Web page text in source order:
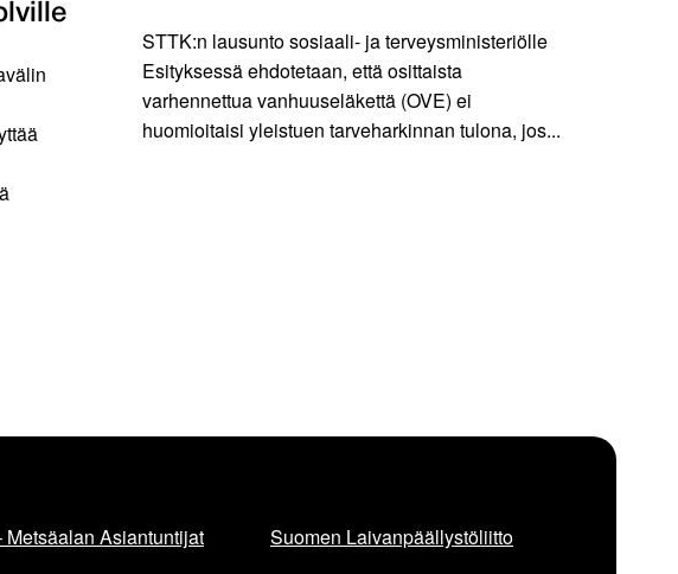
STTK:n lausunto sosiaali- ja terveysministeriölle
Esityksessä ehdotetaan, että osittaista
varhennettua vanhuuseläkettä (OVE) ei
huomioitaisi yleistuen tarveharkinnan tulona, jos...
Metsäalan Asiantuntijat Suomen Laivanpäällystöliitto